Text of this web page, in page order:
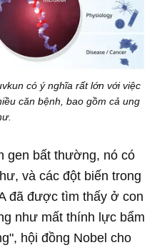
có ý nghĩa rất lớn với việc
căn bệnh, bao gồm cả ung
gen bất thường, nó có
và các đột biến trong
đã được tìm thấy ở con
như mất thính lực bẩm
hội đồng Nobel cho